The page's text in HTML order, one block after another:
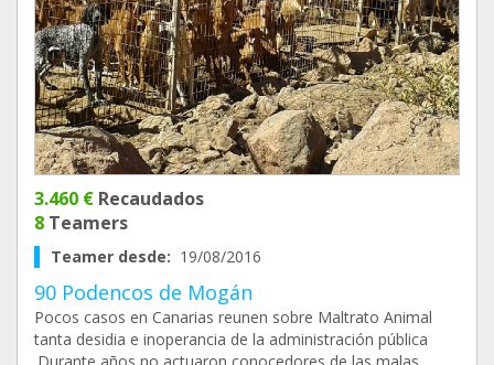
3.460 € Recaudados
8 Teamers
Teamer desde: 19/08/2016
90 Podencos de Mogán
Pocos casos en Canarias reunen sobre Maltrato Animal
tanta desidia e inoperancia de la administración pública